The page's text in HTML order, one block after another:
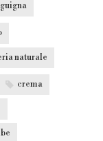
naturale
crema